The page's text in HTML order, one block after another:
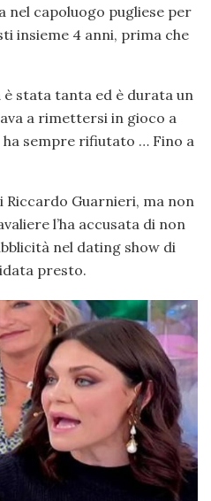
nel capoluogo pugliese per
insieme 4 anni, prima che
è stata tanta ed è durata un
a rimettersi in gioco a
ha sempre rifiutato … Fino a
Guarnieri, ma non
l’ha accusata di non
nel dating show di
presto.